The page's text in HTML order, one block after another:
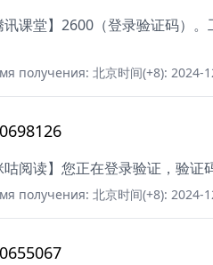
讯课堂】2600（登录验证码）
получения: 北京时间(+8): 2024-
咕阅读】您正在登录验证，验
получения: 北京时间(+8): 2024-